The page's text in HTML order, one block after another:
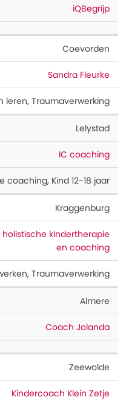
iQBegrijp
Coevorden
Sandra Fleurke
leren, Traumaverwerking
Lelystad
IC coaching
coaching, Kind 12-18 jaar
Kraggenburg
kindertherapie
en coaching
, Traumaverwerking
Almere
Coach Jolanda
Zeewolde
Kindercoach Klein Zetje